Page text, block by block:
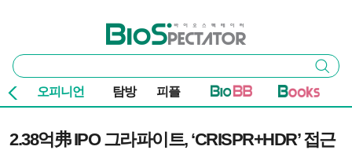
바이오스펙테이터
통
합
검
색
검색
오피니언 탐방 피플
2.38억弗 IPO 그라파이트, ‘CRISPR+HDR’ 접근